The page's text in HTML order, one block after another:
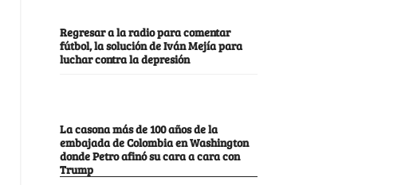
Regresar a la radio para comentar
fútbol, la solución de Iván Mejía para
luchar contra la depresión
La casona más de 100 años de la
embajada de Colombia en Washington
donde Petro afinó su cara a cara con
Trump